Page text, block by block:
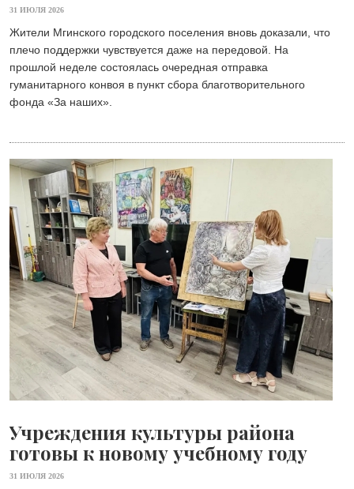
31 ИЮЛЯ 2026
Жители Мгинского городского поселения вновь доказали, что
плечо поддержки чувствуется даже на передовой. На
прошлой неделе состоялась очередная отправка
гуманитарного конвоя в пункт сбора благотворительного
фонда «Зa наших».
Учреждения культуры района
готовы к новому учебному году
31 ИЮЛЯ 2026